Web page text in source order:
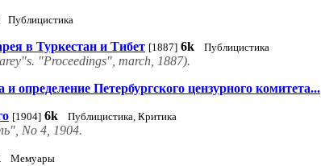
Публицистика
в Туркестан и Тибет [1887] 6k Публицистика
"Proceedings", march, 1887).
определение Петербургского цензурного комитета...
[1904] 6k Публицистика, Критика
No 4, 1904.
Мемуары